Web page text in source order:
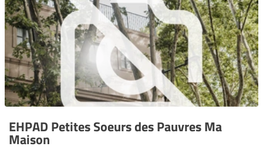
EHPAD Petites Soeurs des Pauvres Ma
Maison